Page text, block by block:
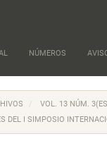
NÚMEROS
VOL. 13 NÚM.
DEL I SIMPOSIO